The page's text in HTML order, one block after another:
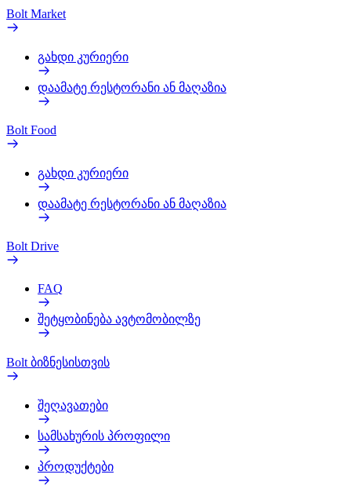
Bolt Market
გახდი კურიერი
დაამატე რესტორანი ან მაღაზია
Bolt Food
გახდი კურიერი
დაამატე რესტორანი ან მაღაზია
Bolt Drive
FAQ
შეტყობინება ავტომობილზე
Bolt ბიზნესისთვის
შეღავათები
სამსახურის პროფილი
პროდუქტები